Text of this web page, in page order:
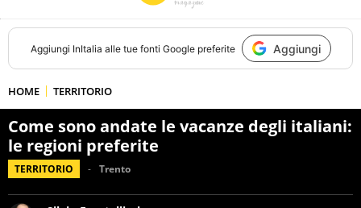
Aggiungi InItalia alle tue fonti Google preferite Aggiungi
HOME TERRITORIO
Come sono andate le vacanze degli italiani:
le regioni preferite
TERRITORIO Trento